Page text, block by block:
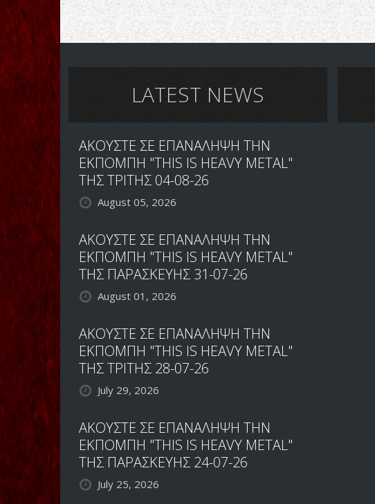
LATEST NEWS
ΑΚΟΥΣΤΕ ΣΕ ΕΠΑΝΑΛΗΨΗ ΤΗΝ
ΕΚΠΟΜΠΗ "THIS IS HEAVY METAL"
ΤΗΣ ΤΡΙΤΗΣ 04-08-26
August 05, 2026
ΑΚΟΥΣΤΕ ΣΕ ΕΠΑΝΑΛΗΨΗ ΤΗΝ
ΕΚΠΟΜΠΗ "THIS IS HEAVY METAL"
ΤΗΣ ΠΑΡΑΣΚΕΥΗΣ 31-07-26
August 01, 2026
ΑΚΟΥΣΤΕ ΣΕ ΕΠΑΝΑΛΗΨΗ ΤΗΝ
ΕΚΠΟΜΠΗ "THIS IS HEAVY METAL"
ΤΗΣ ΤΡΙΤΗΣ 28-07-26
July 29, 2026
ΑΚΟΥΣΤΕ ΣΕ ΕΠΑΝΑΛΗΨΗ ΤΗΝ
ΕΚΠΟΜΠΗ "THIS IS HEAVY METAL"
ΤΗΣ ΠΑΡΑΣΚΕΥΗΣ 24-07-26
July 25, 2026